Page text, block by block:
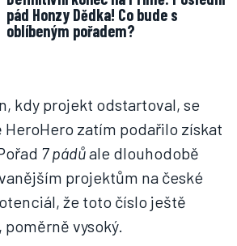
pád Honzy Dědka! Co bude s
oblíbeným pořadem?
kdy projekt odstartoval, se
zatím podařilo získat
7 pádůale dlouhodobě
projektům na české
že toto číslo ještě
vysoký.